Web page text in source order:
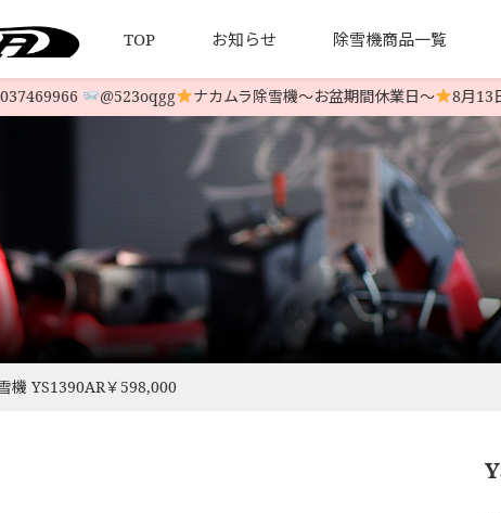
機 YS1390AR￥598,000
TOP お知らせ 除雪機商品一覧
HONDA 中古除雪機
YAMAHA 中古除雪機
LINE-UP
ついて 発送について お客様の声
法とプライバシーポリシー
@523oqgg ナカムラ除雪機〜お盆期間休業日〜 8月13日(